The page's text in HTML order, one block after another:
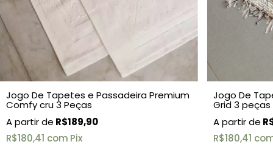
Jogo De Tapetes e Passadeira Premium
Comfy cru 3 Peças
R$189,90
R$180,41 com Pix
Jogo De
Grid 3 peças
R$180,41